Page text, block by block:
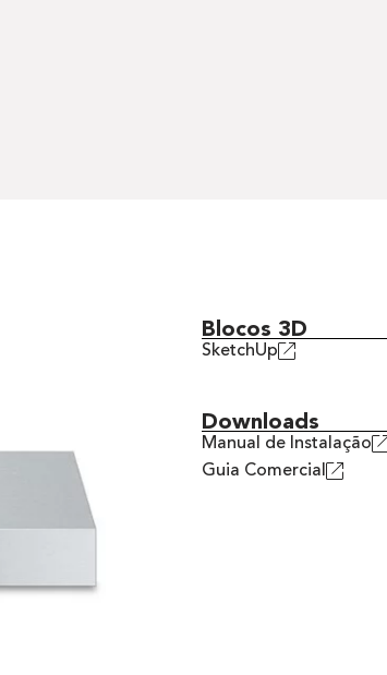
Blocos 3D
SketchUp
Downloads
Manual de Instalação
Guia Comercial